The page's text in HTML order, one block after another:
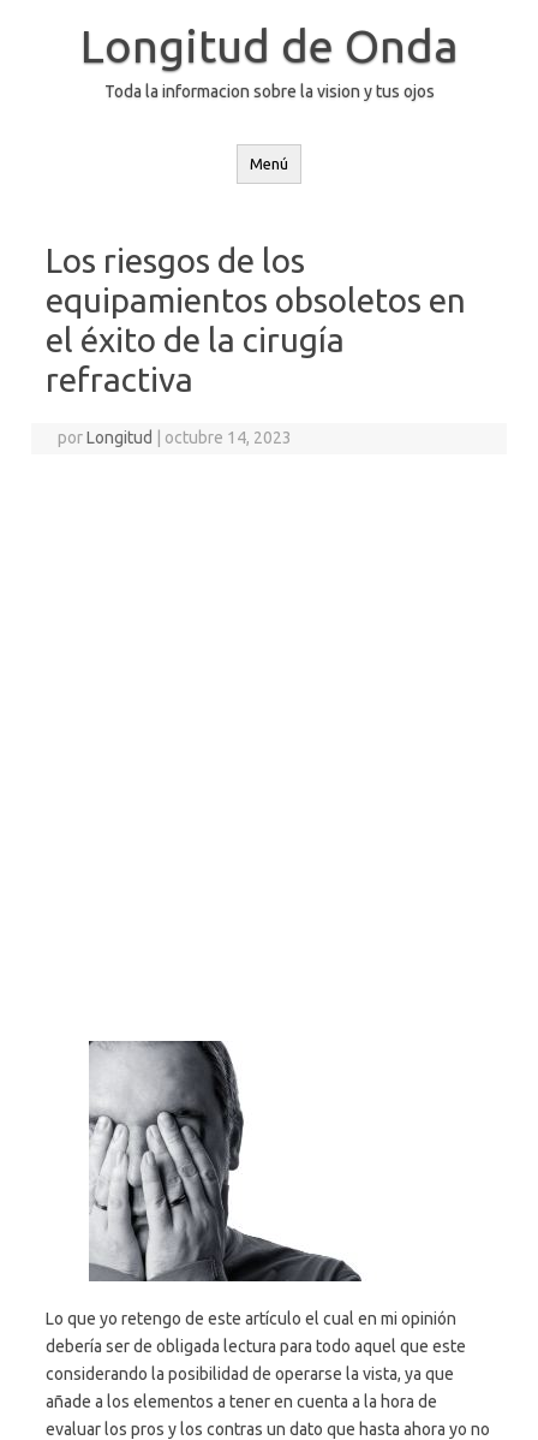
Longitud de Onda
Toda la informacion sobre la vision y tus ojos
Menú
Los riesgos de los
equipamientos obsoletos en
el éxito de la cirugía
refractiva
porLongitud octubre 14, 2023
Lo que yo retengo de este artículo el cual en mi opinión
debería ser de obligada lectura para todo aquel que este
considerando la posibilidad de operarse la vista, ya que
añade a los elementos a tener en cuenta a la hora de
evaluar los pros y los contras un dato que hasta ahora yo no